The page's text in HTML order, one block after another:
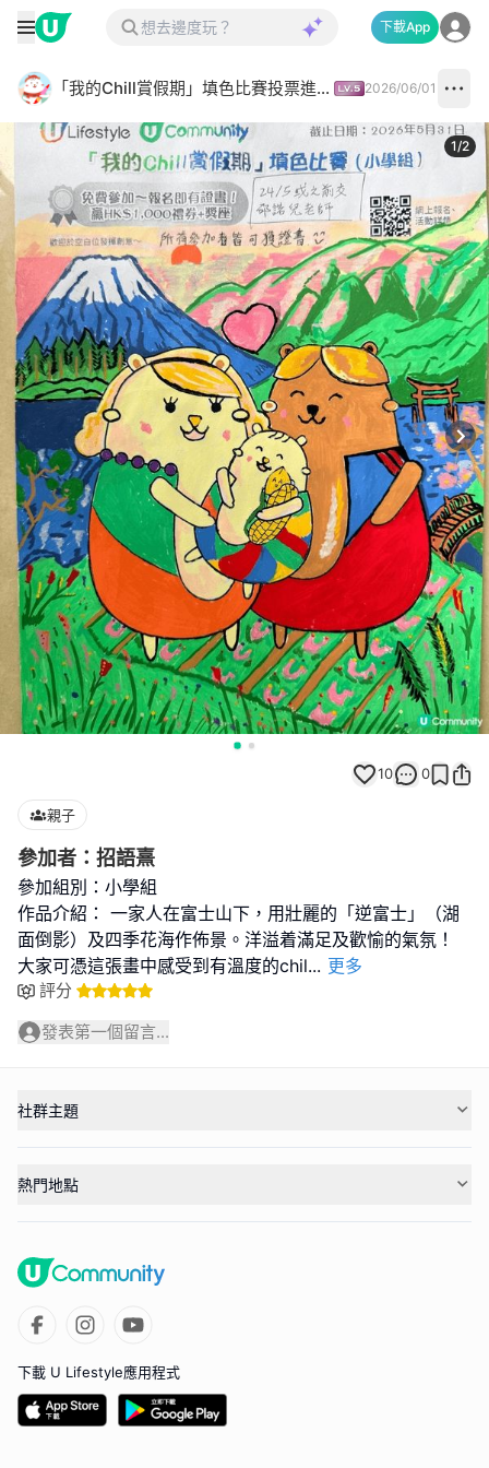
下載App
「我的Chill賞假期」填色比賽投票進行中✅ 2026/06/01
1/2
10 0
親子
參加者：招語熹
參加組別：小學組
作品介紹： 一家人在富士山下，用壯麗的「逆富士」（湖
面倒影）及四季花海作佈景。洋溢着滿足及歡愉的氣氛！
大家可憑這張畫中感受到有溫度的chil... 更多
評分
發表第一個留言...
社群主題
熱門地點
下載 U Lifestyle應用程式